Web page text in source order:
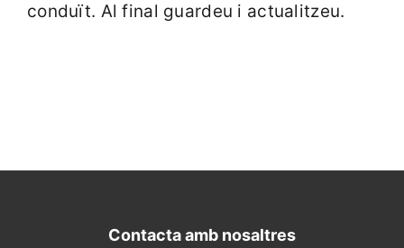
conduït. Al final guardeu i actualitzeu.
Contacta amb nosaltres